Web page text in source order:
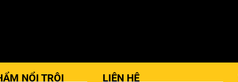
NỔI TRỘI LIÊN HỆ